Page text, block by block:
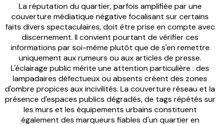
La réputation du quartier, parfois amplifiée par une
couverture médiatique négative focalisant sur certains
faits divers spectaculaires, doit être prise en compte avec
discernement. Il convient pourtant de vérifier ces
informations par soi-même plutôt que de s'en remettre
uniquement aux rumeurs ou aux articles de presse.
L'éclairage public mérite une attention particulière : des
lampadaires défectueux ou absents créent des zones
d'ombre propices aux incivilités. La couverture réseau et la
présence d'espaces publics dégradés, de tags répétés sur
les murs et les équipements urbains constituent
également des marqueurs fiables d'un quartier en